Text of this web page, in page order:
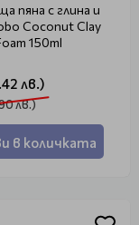
пяна с глина и
Coconut Clay
150ml
лв.)
лв.)
в количката